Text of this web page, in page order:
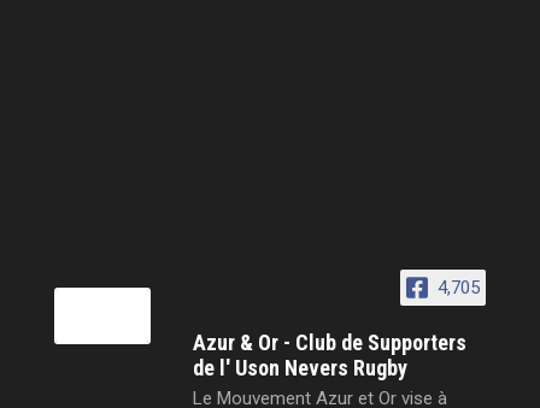
4,705
Azur & Or - Club de Supporters
de l' Uson Nevers Rugby
Le Mouvement Azur et Or vise à